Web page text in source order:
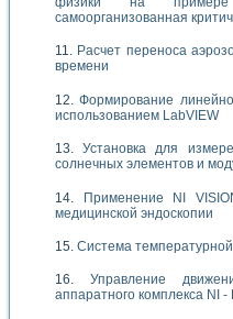
самоорганизованная
Расчет переноса
времени
Формирование
использованием LabVIEW
Установка для
солнечных элементов и
Применение NI
медицинской эндоскопии
Система
Управление
аппаратного комплекса NI -